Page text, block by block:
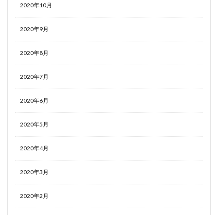
2020年10月
2020年9月
2020年8月
2020年7月
2020年6月
2020年5月
2020年4月
2020年3月
2020年2月